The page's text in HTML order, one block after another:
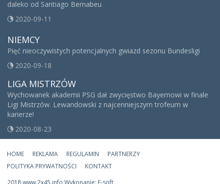
daleko od Santiago Bernabeu
2020-09-11
NIEMCY
Pięć nieoczywistych potencjalnych gwiazd sezonu Bundesligi
2020-09-18
LIGA MISTRZÓW
Wychowanek akademii PSG dał zwycięstwo Bayernowi w finale
Ligi Mistrzów. Lewandowski z najcenniejszym trofeum w
karierze!
2020-08-23
HOME REKLAMA REGULAMIN
PARTNERZY
POLITYKA PRYWATNOŚCI
KONTAKT